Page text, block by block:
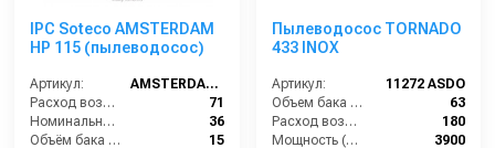
IPC Soteco AMSTERDAM
HP 115 (пылеводосос)
Артикул:
AMSTERDAM115
Расход воздуха (л/сек):
71
Номинальный диаметр принадлежностей (мм):
36
Объём бака (л):
15
Пылеводосос TORNADO
433 INOX
Артикул:
11272 ASDO
Объем бака (л):
63
Расход воздуха (л/сек):
180
Мощность (Вт):
3900